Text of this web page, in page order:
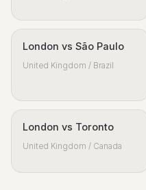
London vs São Paulo
United Kingdom / Brazil
London vs Toronto
United Kingdom / Canada